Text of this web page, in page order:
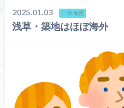
2025.01.03 日常考察
浅草・築地はほぼ海外